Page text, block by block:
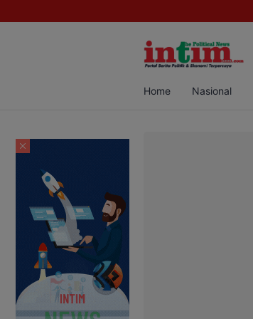
Sabu di Pangkalan Bun, Dua Pelaku Diamankan
Home Nasional